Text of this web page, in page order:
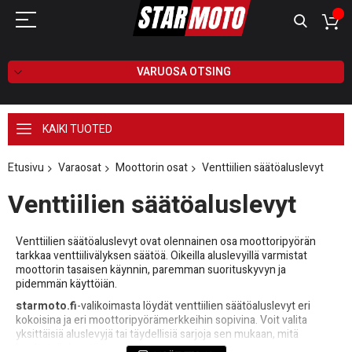
VARUOSA OTSING
KAIKI TUOTED
Etusivu Varaosat Moottorin osat Venttiilien säätöaluslevyt
Venttiilien säätöaluslevyt
Venttiilien säätöaluslevyt ovat olennainen osa moottoripyörän
tarkkaa venttiilivälyksen säätöä. Oikeilla aluslevyillä varmistat
moottorin tasaisen käynnin, paremman suorituskyvyn ja
pidemmän käyttöiän.
starmoto.fi-valikoimasta löydät venttiilien säätöaluslevyt eri
kokoisina ja eri moottoripyörämerkkeihin sopivina. Voit valita
yksittäisiä aluslevyjä tai täydellisiä sarjoja sen mukaan, mitä